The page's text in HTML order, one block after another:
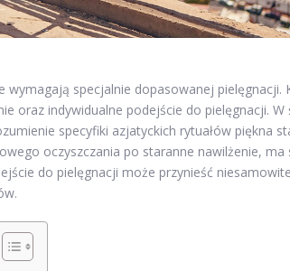
specjalnie dopasowanej pielęgnacji.
oraz indywidualne podejście do pielęgnacji. W
specyfiki azjatyckich rytuałów piękna
oczyszczania po staranne nawilżenie, ma
do pielęgnacji może przynieść